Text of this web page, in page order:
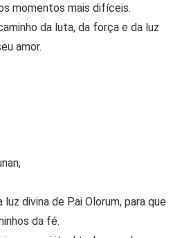
momentos mais difíceis.
da luta, da força e da luz
amor.
luz divina de Pai Olorum, para que
da fé.